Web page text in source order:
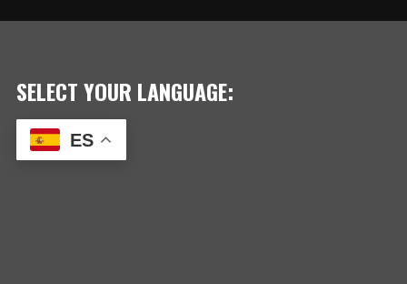
SELECT YOUR LANGUAGE:
ES